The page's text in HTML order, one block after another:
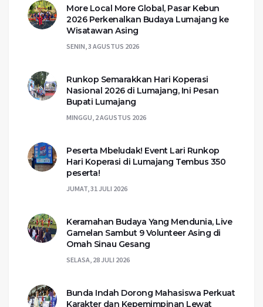
More Local More Global, Pasar Kebun
2026 Perkenalkan Budaya Lumajang ke
Wisatawan Asing
SENIN, 3 AGUSTUS 2026
Runkop Semarakkan Hari Koperasi
Nasional 2026 di Lumajang, Ini Pesan
Bupati Lumajang
MINGGU, 2 AGUSTUS 2026
Peserta Mbeludak! Event Lari Runkop
Hari Koperasi di Lumajang Tembus 350
peserta!
JUMAT, 31 JULI 2026
Keramahan Budaya Yang Mendunia, Live
Gamelan Sambut 9 Volunteer Asing di
Omah Sinau Gesang
SELASA, 28 JULI 2026
Bunda Indah Dorong Mahasiswa Perkuat
Karakter dan Kepemimpinan Lewat